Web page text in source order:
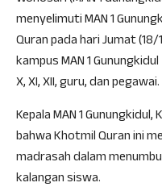
menyelimuti MAN 1
Quran pada hari Jumat
kampus MAN 1
X, XI, XII, guru, dan pegawai.
Kepala MAN 1
bahwa Khotmil Quran ini
madrasah dalam
kalangan siswa.